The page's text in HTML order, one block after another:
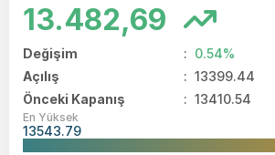
13.482,69
Değişim : 0.54%
Açılış
: 13399.44
Önceki Kapanış
: 13410.54
En Yüksek
13543.79